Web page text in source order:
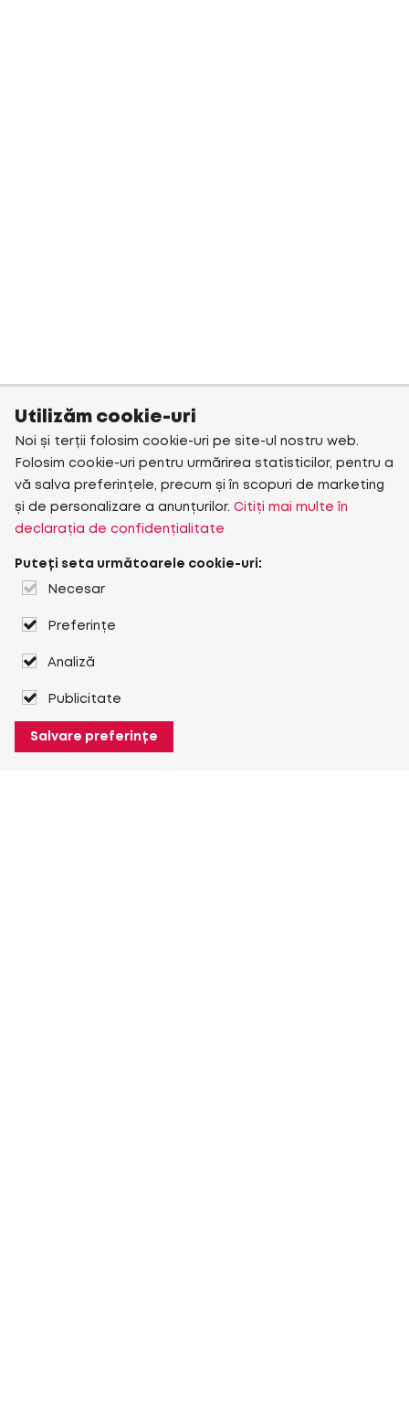
Utilizăm cookie-uri
Noi și terții folosim cookie-uri pe site-ul nostru web.
Folosim cookie-uri pentru urmărirea statisticilor, pentru a
vă salva preferințele, precum și în scopuri de marketing
și de personalizare a anunțurilor. Citiți mai multe în
declarația de confidențialitate
Puteți seta următoarele cookie-uri:
Necesar
Preferințe
Analiză
Publicitate
Salvare preferințe